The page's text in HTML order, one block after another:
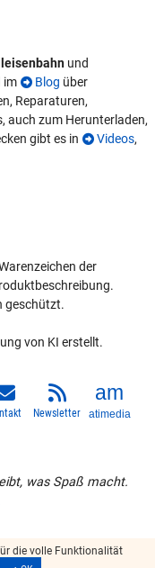
und
im Blog über
Reparaturen,
auch zum Herunterladen,
gibt es in Videos,
der
geschützt.
von KI erstellt.
Newsletter atimedia
was Spaß macht.
die volle Funktionalität